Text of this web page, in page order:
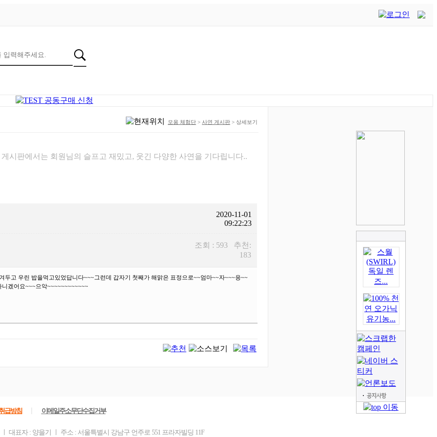
모움 체험단 > 사연 게시판 > 상세보기
시판에서는 회원님의 슬프고 재밌고, 웃긴 다양한 사연을 기다립니다..
2020-11-01
09:22:23
조회 : 593 추천:
183
고 우린 밥을먹고있었답니다~~~그런데 갑자기 첫째가 해맑은 표정으로~~엄마~~자~~~응~~
겠어요~~~으악~~~~~~~~~~~~
급방침 이메일주소무단수집거부
대표자 : 양을기 ㅣ 주소 : 서울특별시 강남구 언주로 551 프라자빌딩 11F